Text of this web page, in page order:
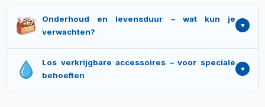
Onderhoud en levensduur – wat kun je
verwachten?
behandelingen bruikbaar – vervang ze als de kleefkracht
afneemt of de folie loslaat. Het apparaat wordt geleverd
met 1 jaar garantie; de fabrikant adviseert een controle om
Los verkrijgbare accessoires – voor speciale
behoeften